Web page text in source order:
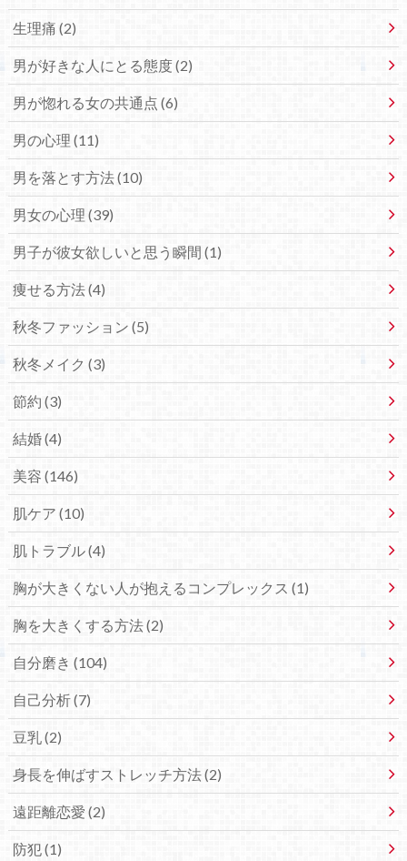
生理痛 (2)
男が好きな人にとる態度 (2)
男が惚れる女の共通点 (6)
男の心理 (11)
男を落とす方法 (10)
男女の心理 (39)
男子が彼女欲しいと思う瞬間 (1)
痩せる方法 (4)
秋冬ファッション (5)
秋冬メイク (3)
節約 (3)
結婚 (4)
美容 (146)
肌ケア (10)
肌トラブル (4)
胸が大きくない人が抱えるコンプレックス (1)
胸を大きくする方法 (2)
自分磨き (104)
自己分析 (7)
豆乳 (2)
身長を伸ばすストレッチ方法 (2)
遠距離恋愛 (2)
防犯 (1)